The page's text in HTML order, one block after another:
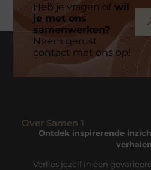
Heb je vragen ofwil
je met ons
samenwerken?
Neem gerust
contact met ons op!
Over Samen 1
Ontdek inspirerende
Verlies jezelf in een